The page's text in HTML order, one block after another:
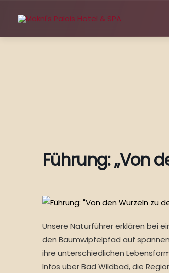
Inhalt
Führung: „Von
Unsere Naturführer erklären bei
den Baumwipfelpfad auf
ihre unterschiedlichen
Infos über Bad Wildbad, die